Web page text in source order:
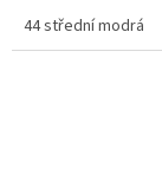
44 střední modrá